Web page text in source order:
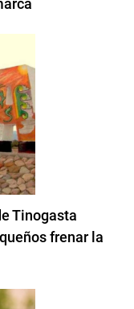
Tinogasta
frenar la